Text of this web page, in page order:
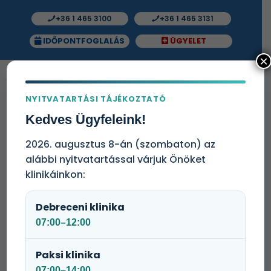
+36 1 465 3100 +36 1 465 3131
IDŐPONTFOGLALÁS ÜGYELET
Konyhai kézi kisegítő
(Budapest)
A Medicare Magyarország egyik vezető magán-
egészségügyi szolgáltatója.
NYITVATARTÁSI TÁJÉKOZTATÓ
Kedves Ügyfeleink!
2026. augusztus 8-án (szombaton) az
alábbi nyitvatartással várjuk Önöket
klinikáinkon:
Debreceni klinika
07:00–12:00
Paksi klinika
×